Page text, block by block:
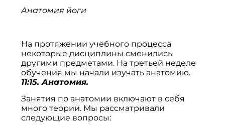
Анатомия йоги
На протяжении учебного процесса
некоторые дисциплины сменились
другими предметами. На третьей неделе
обучения мы начали изучать анатомию.
11:15. Анатомия.
Занятия по анатомии включают в себя
много теории. Мы рассматривали
следующие вопросы: